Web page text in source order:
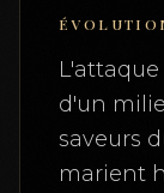
d'un
saveurs
marient